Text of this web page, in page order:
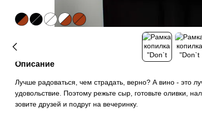
Описание
Лучше радоваться, чем страдать, верно? А вино - это
удовольствие. Поэтому режьте сыр, готовьте оливки,
зовите друзей и подруг на вечеринку.